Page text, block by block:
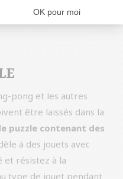
pong et les autres
être laissés dans la
puzzle contenant des
à des jouets avec
et résistez à la
type de jouet pendant